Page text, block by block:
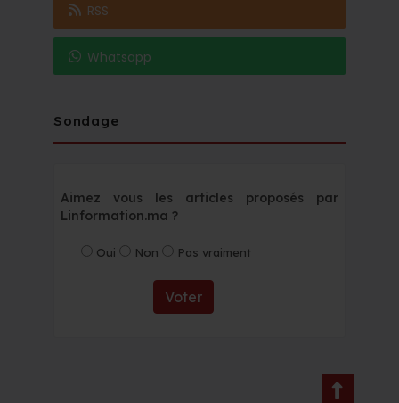
RSS
Whatsapp
Sondage
Aimez vous les articles proposés par
Linformation.ma ?
Oui Non Pas vraiment
Voter